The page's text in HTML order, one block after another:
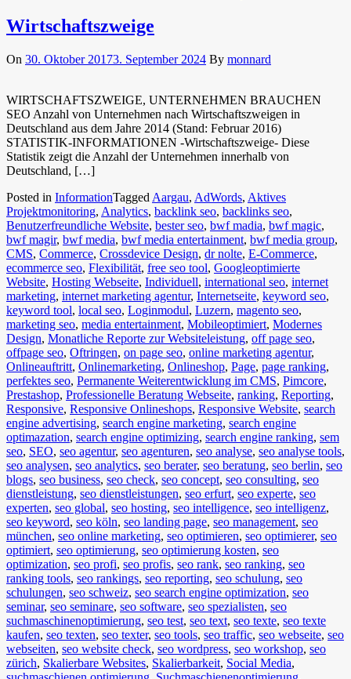
Wirtschaftszweige
On 30. Oktober 20173. September 2024 By monnard
WIRTSCHAFTSZWEIGE, UNTERNEHMEN BRAUCHEN
SEO Anzahl von Unternehmen nach Wirtschaftszweigen in
Deutschland aus dem Jahre 2014 (Stand: Februar 2016)
STATISTIK-INFORMATIONEN -Wirtschaftszweige- Diese
Statistik zeigt die Anzahl der Unternehmen innerhalb von
Deutschland, […]
Posted in InformationTagged Aargau, AdWords, Aktives
Projektmonitoring, Analytics, backlink seo, backlinks seo,
Benutzerfreundliche Website, bester seo, bwf madia, bwf magic,
bwf magir, bwf media, bwf media entertainment, bwf media group,
CMS, Commerce, Crossdevice Design, dr nolte, E-Commerce,
ecommerce seo, Flexibilität, free seo tool, Googleoptimierte
Website, Hosting Webseite, Individuell, international seo, internet
marketing, internet marketing agentur, Internetseite, keyword seo,
keyword tool, local seo, Loginmodul, Luzern, magento seo,
marketing seo, media entertainment, Mobileoptimiert, Modernes
Design, Monatliche Reporte zur Websiteleistung, off page seo,
offpage seo, Oftringen, on page seo, online marketing agentur,
Onlineauftritt, Onlinemarketing, Onlineshop, Page, page ranking,
perfektes seo, Permanente Weiterentwicklung im CMS, Pimcore,
Prestashop, Professionelle Beratung Webseite, ranking, Reporting,
Responsive, Responsive Onlineshops, Responsive Website, search
engine advertising, search engine marketing, search engine
optimazation, search engine optimizing, search engine ranking, sem
seo, SEO, seo agentur, seo agenturen, seo analyse, seo analyse tools,
seo analysen, seo analytics, seo berater, seo beratung, seo berlin, seo
blogs, seo business, seo check, seo concept, seo consulting, seo
dienstleistung, seo dienstleistungen, seo erfurt, seo experte, seo
experten, seo global, seo hosting, seo intelligence, seo intelligenz,
seo keyword, seo köln, seo landing page, seo management, seo
münchen, seo online marketing, seo optimieren, seo optimierer, seo
optimiert, seo optimierung, seo optimierung kosten, seo
optimization, seo profi, seo profis, seo rank, seo ranking, seo
ranking tools, seo rankings, seo reporting, seo schulung, seo
schulungen, seo schweiz, seo search engine optimization, seo
seminar, seo seminare, seo software, seo spezialisten, seo
suchmaschinenoptimierung, seo test, seo text, seo texte, seo texte
kaufen, seo texten, seo texter, seo tools, seo traffic, seo webseite, seo
webseiten, seo website check, seo wordpress, seo workshop, seo
zürich, Skalierbare Websites, Skalierbarkeit, Social Media,